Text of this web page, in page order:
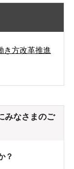
き方改革推進
みなさまのご
？